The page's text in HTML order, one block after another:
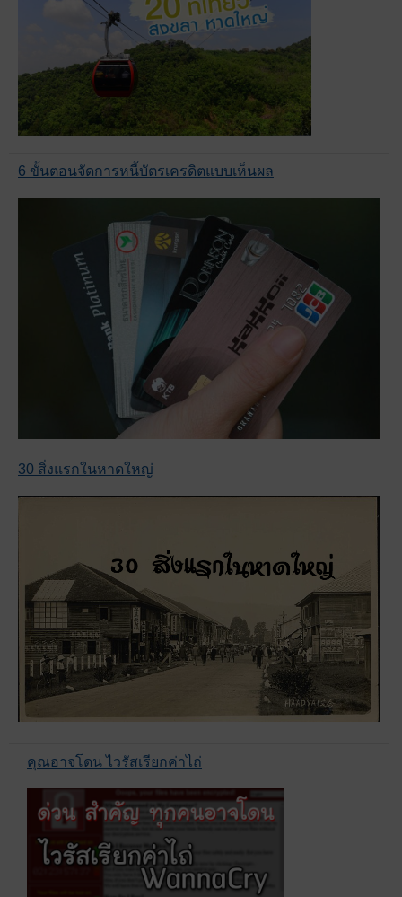
6 ขั้นตอนจัดการหนี้บัตรเครดิตแบบเห็นผล
30 สิ่งแรกในหาดใหญ่
คุณอาจโดน ไวรัสเรียกค่าไถ่